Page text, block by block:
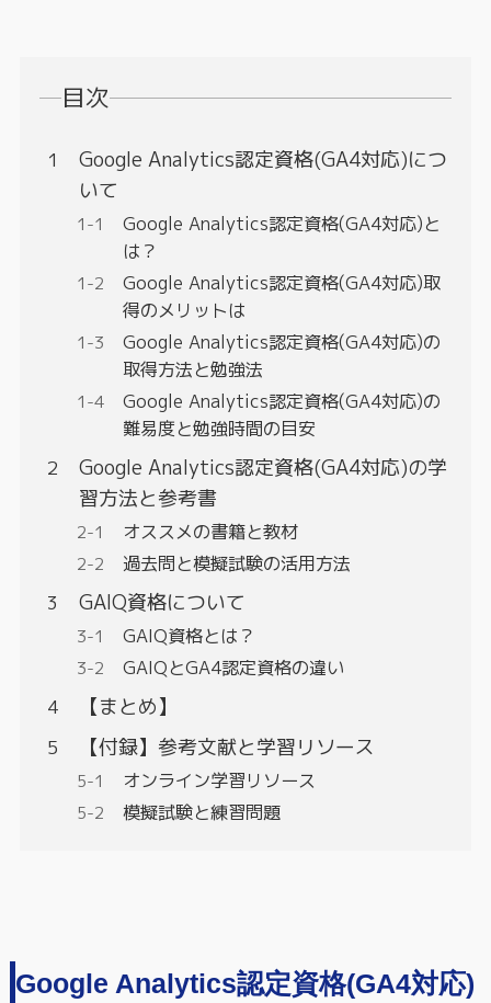
目次
Google Analytics認定資格(GA4対応)につ
いて
Google Analytics認定資格(GA4対応)と
は？
Google Analytics認定資格(GA4対応)取
得のメリットは
Google Analytics認定資格(GA4対応)の
取得方法と勉強法
Google Analytics認定資格(GA4対応)の
難易度と勉強時間の目安
Google Analytics認定資格(GA4対応)の学
習方法と参考書
オススメの書籍と教材
過去問と模擬試験の活用方法
GAIQ資格について
GAIQ資格とは？
GAIQとGA4認定資格の違い
【まとめ】
【付録】参考文献と学習リソース
オンライン学習リソース
模擬試験と練習問題
Google Analytics認定資格(GA4対応)